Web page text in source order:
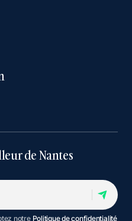
de Nantes
notre Politique de confidentialité